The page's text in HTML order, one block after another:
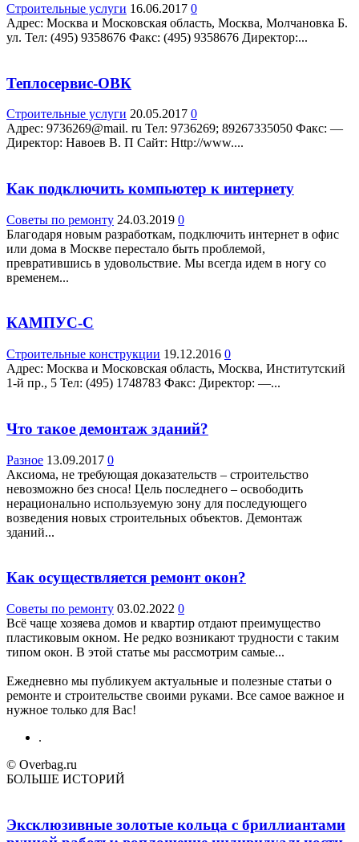
Строительные услуги 16.06.2017 0
Адрес: Москва и Московская область, Москва, Молчановка Б.
ул. Teл: (495) 9358676 Факс: (495) 9358676 Директор:...
Теплосервис-ОВК
Строительные услуги 20.05.2017 0
Адрес: 9736269@mail. ru Teл: 9736269; 89267335050 Факс: —
Директор: Навоев В. П Сайт: Http://www....
Как подключить компьютер к интернету
Советы по ремонту 24.03.2019 0
Благодаря новым разработкам, подключить интернет в офис
или дома в Москве перестало быть проблемой,
превратившись в удовольствие. Мы всегда идем в ногу со
временем...
КАМПУС-С
Строительные конструкции 19.12.2016 0
Адрес: Москва и Московская область, Москва, Институтский
1-й пр., 5 Teл: (495) 1748783 Факс: Директор: —...
Что такое демонтаж зданий?
Разное 13.09.2017 0
Аксиома, не требующая доказательств – строительство
невозможно без сноса! Цель последнего – освободить
нерационально используемую зону для последующего
возведения новых строительных объектов. Демонтаж
зданий...
Как осуществляется ремонт окон?
Советы по ремонту 03.02.2022 0
Всё чаще хозяева домов и квартир отдают преимущество
пластиковым окном. Не редко возникают трудности с таким
типом окон. В этой статье мы рассмотрим самые...
Ежедневно мы публикуем актуальные и полезные статьи о
ремонте и строительстве своими руками. Все самое важное и
нужное только для Вас!
.
© Overbag.ru
БОЛЬШЕ ИСТОРИЙ
Эксклюзивные золотые кольца с бриллиантами